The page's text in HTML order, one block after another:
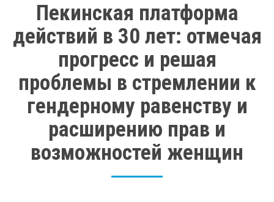
Пекинская платформа
действий в 30 лет: отмечая
прогресс и решая
проблемы в стремлении к
гендерному равенству и
расширению прав и
возможностей женщин